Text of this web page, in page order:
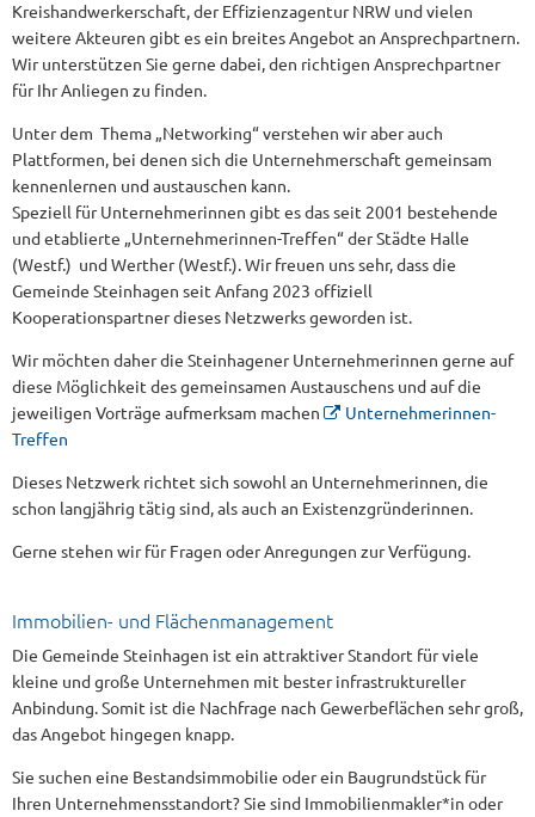
Kreishandwerkerschaft, der Effizienzagentur NRW und vielen
weitere Akteuren gibt es ein breites Angebot an Ansprechpartnern.
Wir unterstützen Sie gerne dabei, den richtigen Ansprechpartner
für Ihr Anliegen zu finden.
Unter dem Thema „Networking“ verstehen wir aber auch
Plattformen, bei denen sich die Unternehmerschaft gemeinsam
kennenlernen und austauschen kann.
Speziell für Unternehmerinnen gibt es das seit 2001 bestehende
und etablierte „Unternehmerinnen-Treffen“ der Städte Halle
(Westf.) und Werther (Westf.). Wir freuen uns sehr, dass die
Gemeinde Steinhagen seit Anfang 2023 offiziell
Kooperationspartner dieses Netzwerks geworden ist.
Wir möchten daher die Steinhagener Unternehmerinnen gerne auf
diese Möglichkeit des gemeinsamen Austauschens und auf die
jeweiligen Vorträge aufmerksam machen
Unternehmerinnen-
Treffen
Dieses Netzwerk richtet sich sowohl an Unternehmerinnen, die
schon langjährig tätig sind, als auch an Existenzgründerinnen.
Gerne stehen wir für Fragen oder Anregungen zur Verfügung.
Immobilien- und Flächenmanagement
Die Gemeinde Steinhagen ist ein attraktiver Standort für viele
kleine und große Unternehmen mit bester infrastruktureller
Anbindung. Somit ist die Nachfrage nach Gewerbeflächen sehr groß,
das Angebot hingegen knapp.
Sie suchen eine Bestandsimmobilie oder ein Baugrundstück für
Ihren Unternehmensstandort? Sie sind Immobilienmakler*in oder